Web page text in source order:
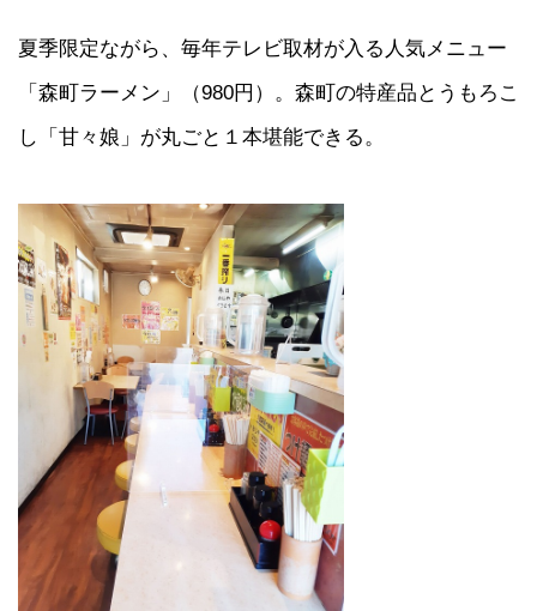
夏季限定ながら、毎年テレビ取材が入る人気メニュー
「森町ラーメン」（980円）。森町の特産品とうもろこ
し「甘々娘」が丸ごと１本堪能できる。